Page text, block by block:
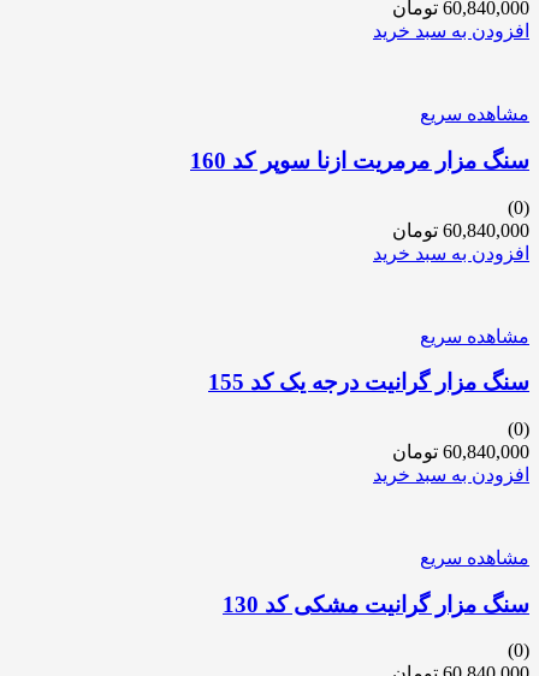
60,840,000 تومان
افزودن به سبد خرید
مشاهده سریع
سنگ مزار مرمریت ازنا سوپر کد 160
(0)
60,840,000 تومان
افزودن به سبد خرید
مشاهده سریع
سنگ مزار گرانیت درجه یک کد 155
(0)
60,840,000 تومان
افزودن به سبد خرید
مشاهده سریع
سنگ مزار گرانیت مشکی کد 130
(0)